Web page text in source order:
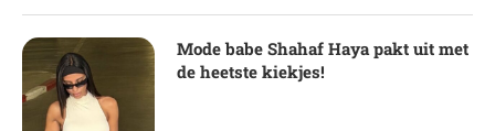
Mode babe Shahaf Haya pakt uit met
de heetste kiekjes!